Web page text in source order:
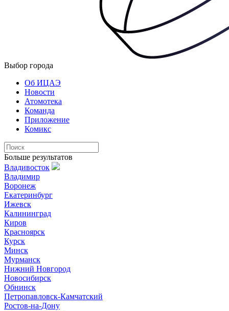
Выбор города
Об ИЦАЭ
Новости
Атомотека
Команда
Приложение
Комикс
Больше результатов
Владивосток
Владимир
Воронеж
Екатеринбург
Ижевск
Калининград
Киров
Красноярск
Курск
Минск
Мурманск
Нижний Новгород
Новосибирск
Обнинск
Петропавловск-Камчатский
Ростов-на-Дону